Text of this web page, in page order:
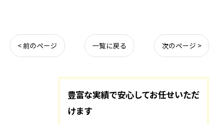
< 前のページ 一覧に戻る 次のページ >
豊富な実績で安心してお任せいただ
けます